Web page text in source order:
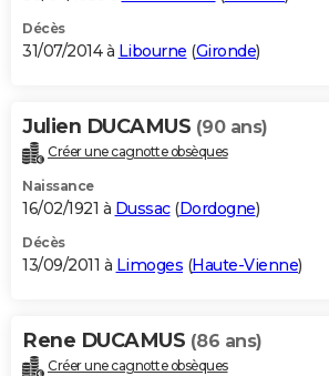
Décès
31/07/2014 à Libourne (Gironde)
Julien DUCAMUS (90 ans)
Créer une cagnotte obsèques
Naissance
16/02/1921 à Dussac(Dordogne)
Décès
13/09/2011 à Limoges (Haute-Vienne)
Rene DUCAMUS (86 ans)
Créer une cagnotte obsèques